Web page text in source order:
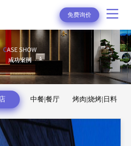
免费询价
中餐|餐厅 烤肉|烧烤|日料